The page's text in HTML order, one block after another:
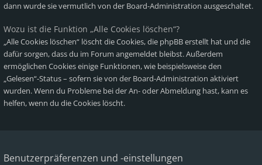
dann wurde sie vermutlich von der Board-Administration ausgeschaltet.
Wozu ist die Funktion „Alle Cookies löschen“?
„Alle Cookies löschen“ löscht die Cookies, die phpBB erstellt hat und die
dafür sorgen, dass du im Forum angemeldet bleibst. Außerdem
ermöglichen Cookies einige Funktionen, wie beispielsweise den
„Gelesen“-Status – sofern sie von der Board-Administration aktiviert
wurden. Wenn du Probleme bei der An- oder Abmeldung hast, kann es
helfen, wenn du die Cookies löscht.
Benutzerpräferenzen und -einstellungen